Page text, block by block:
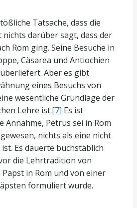
Tatsache, dass die
darüber sagt, dass der
Rom ging. Seine Besuche in
Cäsarea und Antiochien
Aber es gibt
eines Besuchs von
wesentliche Grundlage der
Lehre ist.[7] Es ist
Annahme, Petrus sei in Rom
nichts als eine nicht
Es dauerte buchstäblich
die Lehrtradition von
in Rom und von einer
formuliert wurde.